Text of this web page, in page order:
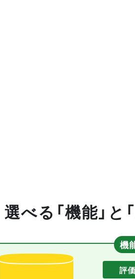
選べる「機能」と
機
評価